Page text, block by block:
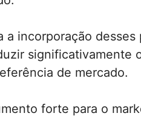
a incorporação
significativamente
de mercado.
forte para o